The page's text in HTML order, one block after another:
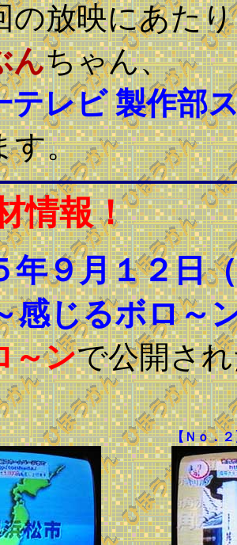
の放映にあた
んちゃん、
テレビ 製作部
す。
情報！
年９月１２日
感じるボロ～
～ンで公開さ
【Ｎｏ．２